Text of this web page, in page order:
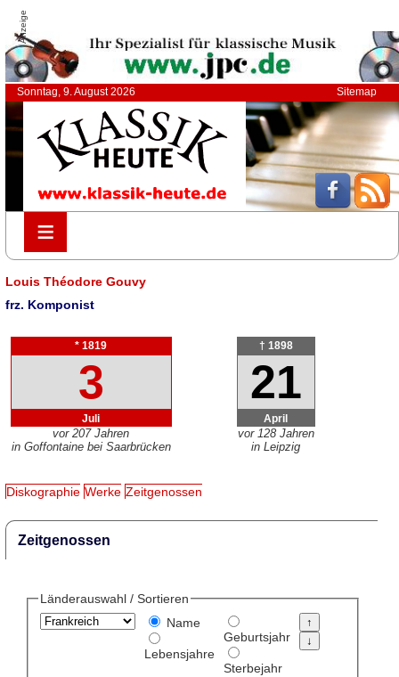
Anzeige
Sonntag, 9. August 2026 Sitemap
≡
≡
Louis Théodore Gouvy
frz. Komponist
* 1819
3
Juli
vor 207 Jahren
in Goffontaine bei Saarbrücken
† 1898
21
April
vor 128 Jahren
in Leipzig
Diskographie Werke Zeitgenossen
Zeitgenossen
Länderauswahl / Sortieren
Name
Lebensjahre
Geburtsjahr
Sterbejahr